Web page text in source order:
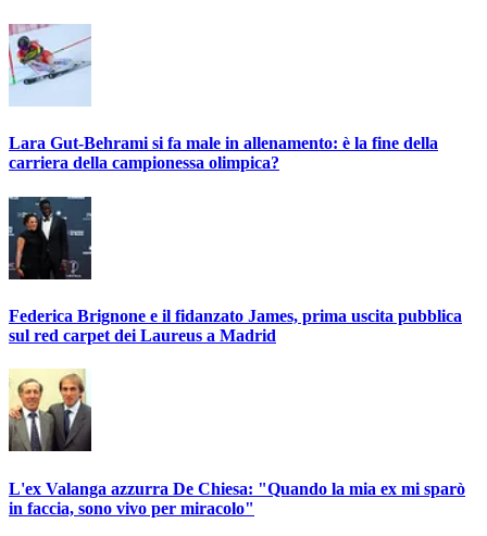
Lara Gut-Behrami si fa male in allenamento: è la fine della
carriera della campionessa olimpica?
Federica Brignone e il fidanzato James, prima uscita pubblica
sul red carpet dei Laureus a Madrid
L'ex Valanga azzurra De Chiesa: "Quando la mia ex mi sparò
in faccia, sono vivo per miracolo"